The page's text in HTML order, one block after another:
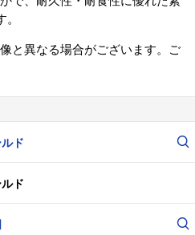
と異なる場合がございます。ご
ド
ド